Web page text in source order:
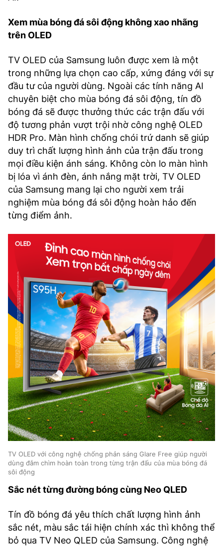
Xem mùa bóng đá sôi động không xao nhãng
trên OLED
TV OLED của Samsung luôn được xem là một
trong những lựa chọn cao cấp, xứng đáng với sự
đầu tư của người dùng. Ngoài các tính năng AI
chuyên biệt cho mùa bóng đá sôi động, tín đồ
bóng đá sẽ được thưởng thức các trận đấu với
độ tương phản vượt trội nhờ công nghệ OLED
HDR Pro. Màn hình chống chói trứ danh sẽ giúp
duy trì chất lượng hình ảnh của trận đấu trong
mọi điều kiện ánh sáng. Không còn lo màn hình
bị lóa vì ánh đèn, ánh nắng mặt trời, TV OLED
của Samsung mang lại cho người xem trải
nghiệm mùa bóng đá sôi động hoàn hảo đến
từng điểm ảnh.
TV OLED với công nghệ chống phản sáng Glare Free giúp người
dùng đắm chìm hoàn toàn trong từng trận đấu của mùa bóng đá
sôi động
Sắc nét từng đường bóng cùng Neo QLED
Tín đồ bóng đá yêu thích chất lượng hình ảnh
sắc nét, màu sắc tái hiện chính xác thì không thể
bỏ qua TV Neo QLED của Samsung. Công nghệ